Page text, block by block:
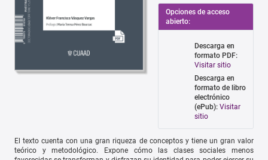
Opciones de acceso
abierto:
Descarga en
formato PDF:
Visitar sitio
Descarga en
formato de libro
electrónico
(ePub): Visitar
sitio
El texto cuenta con una gran riqueza de conceptos y tiene un gran valor
teórico y metodológico. Expone cómo las clases sociales menos